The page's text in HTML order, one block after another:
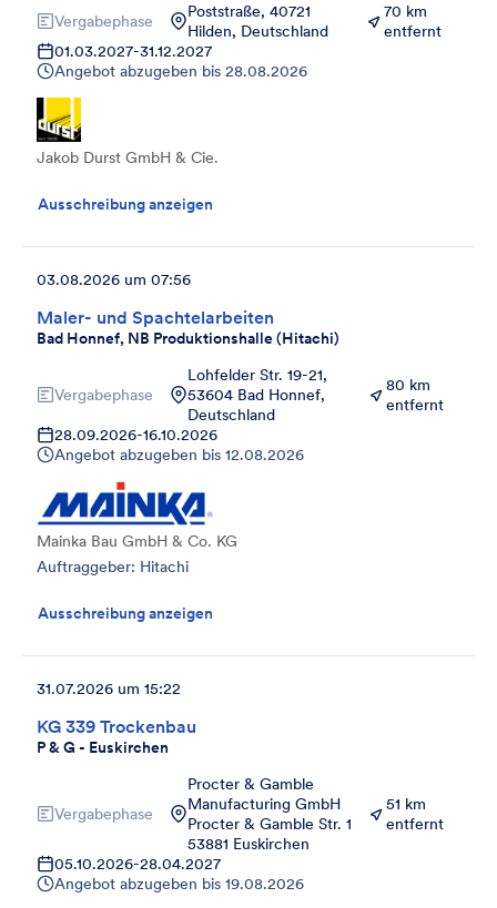
Vergabephase
Poststraße, 40721
Hilden, Deutschland
70 km
entfernt
01.03.2027-31.12.2027
Angebot abzugeben bis 28.08.2026
Jakob Durst GmbH & Cie.
Ausschreibung anzeigen
Maler- und Spachtelarbeiten
Bad Honnef, NB Produktionshalle (Hitachi)
03.08.2026 um 07:56
Vergabephase
Lohfelder Str. 19-21,
53604 Bad Honnef,
Deutschland
80 km
entfernt
28.09.2026-16.10.2026
Angebot abzugeben bis 12.08.2026
Mainka Bau GmbH & Co. KG
Auftraggeber: Hitachi
Ausschreibung anzeigen
KG 339 Trockenbau
P & G - Euskirchen
31.07.2026 um 15:22
Vergabephase
Procter & Gamble
Manufacturing GmbH
Procter & Gamble Str. 1
53881 Euskirchen
51 km
entfernt
05.10.2026-28.04.2027
Angebot abzugeben bis 19.08.2026